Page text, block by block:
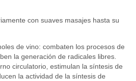
con suaves masajes hasta su
de vino: combaten los procesos de
la generación de radicales libres.
circulatorio, estimulan la síntesis de
la actividad de la síntesis de